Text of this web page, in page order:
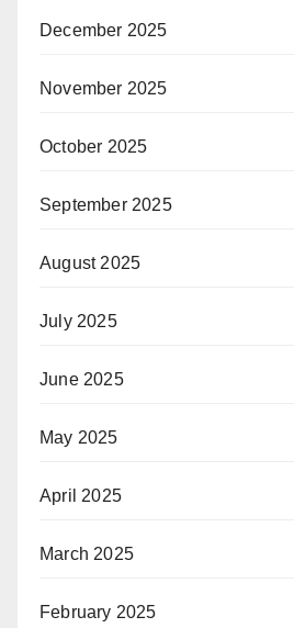
December 2025
November 2025
October 2025
September 2025
August 2025
July 2025
June 2025
May 2025
April 2025
March 2025
February 2025